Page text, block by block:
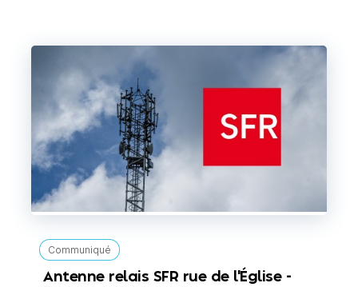
Communiqué
Antenne relais SFR rue de l'Église -